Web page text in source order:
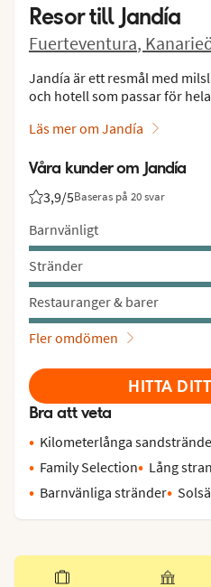
Resor till Jandía
Fuerteventura,
Jandía är ett resmål med
och hotell som passar för
Läs mer om Jandía
Våra kunder om Jandía
3,9/5Baseras på 20 svar
Betyg från Vings gäster: 3.9/5
Barnvänligt
Stränder
Restauranger & barer
Fler omdömen
HITTA
Bra att veta
Kilometerlånga
Family Selection
Lång
Barnvänliga stränder